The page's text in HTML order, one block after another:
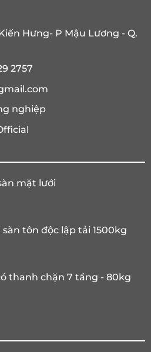
Hưng- P Mậu Lương - Q.
2757
nghiệp
mặt lưới
sàn tôn độc lập tải 1500kg
thanh chặn 7 tầng - 80kg